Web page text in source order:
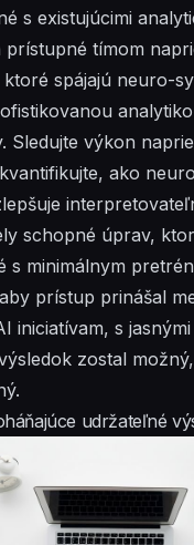
s existujúcimi
prístupné tímom
spájajú neuro-
Sledujte výkon
ako
schopné úprav,
s minimálnym
prístup prinášal
iniciatívam, s
zostal
udržateľné